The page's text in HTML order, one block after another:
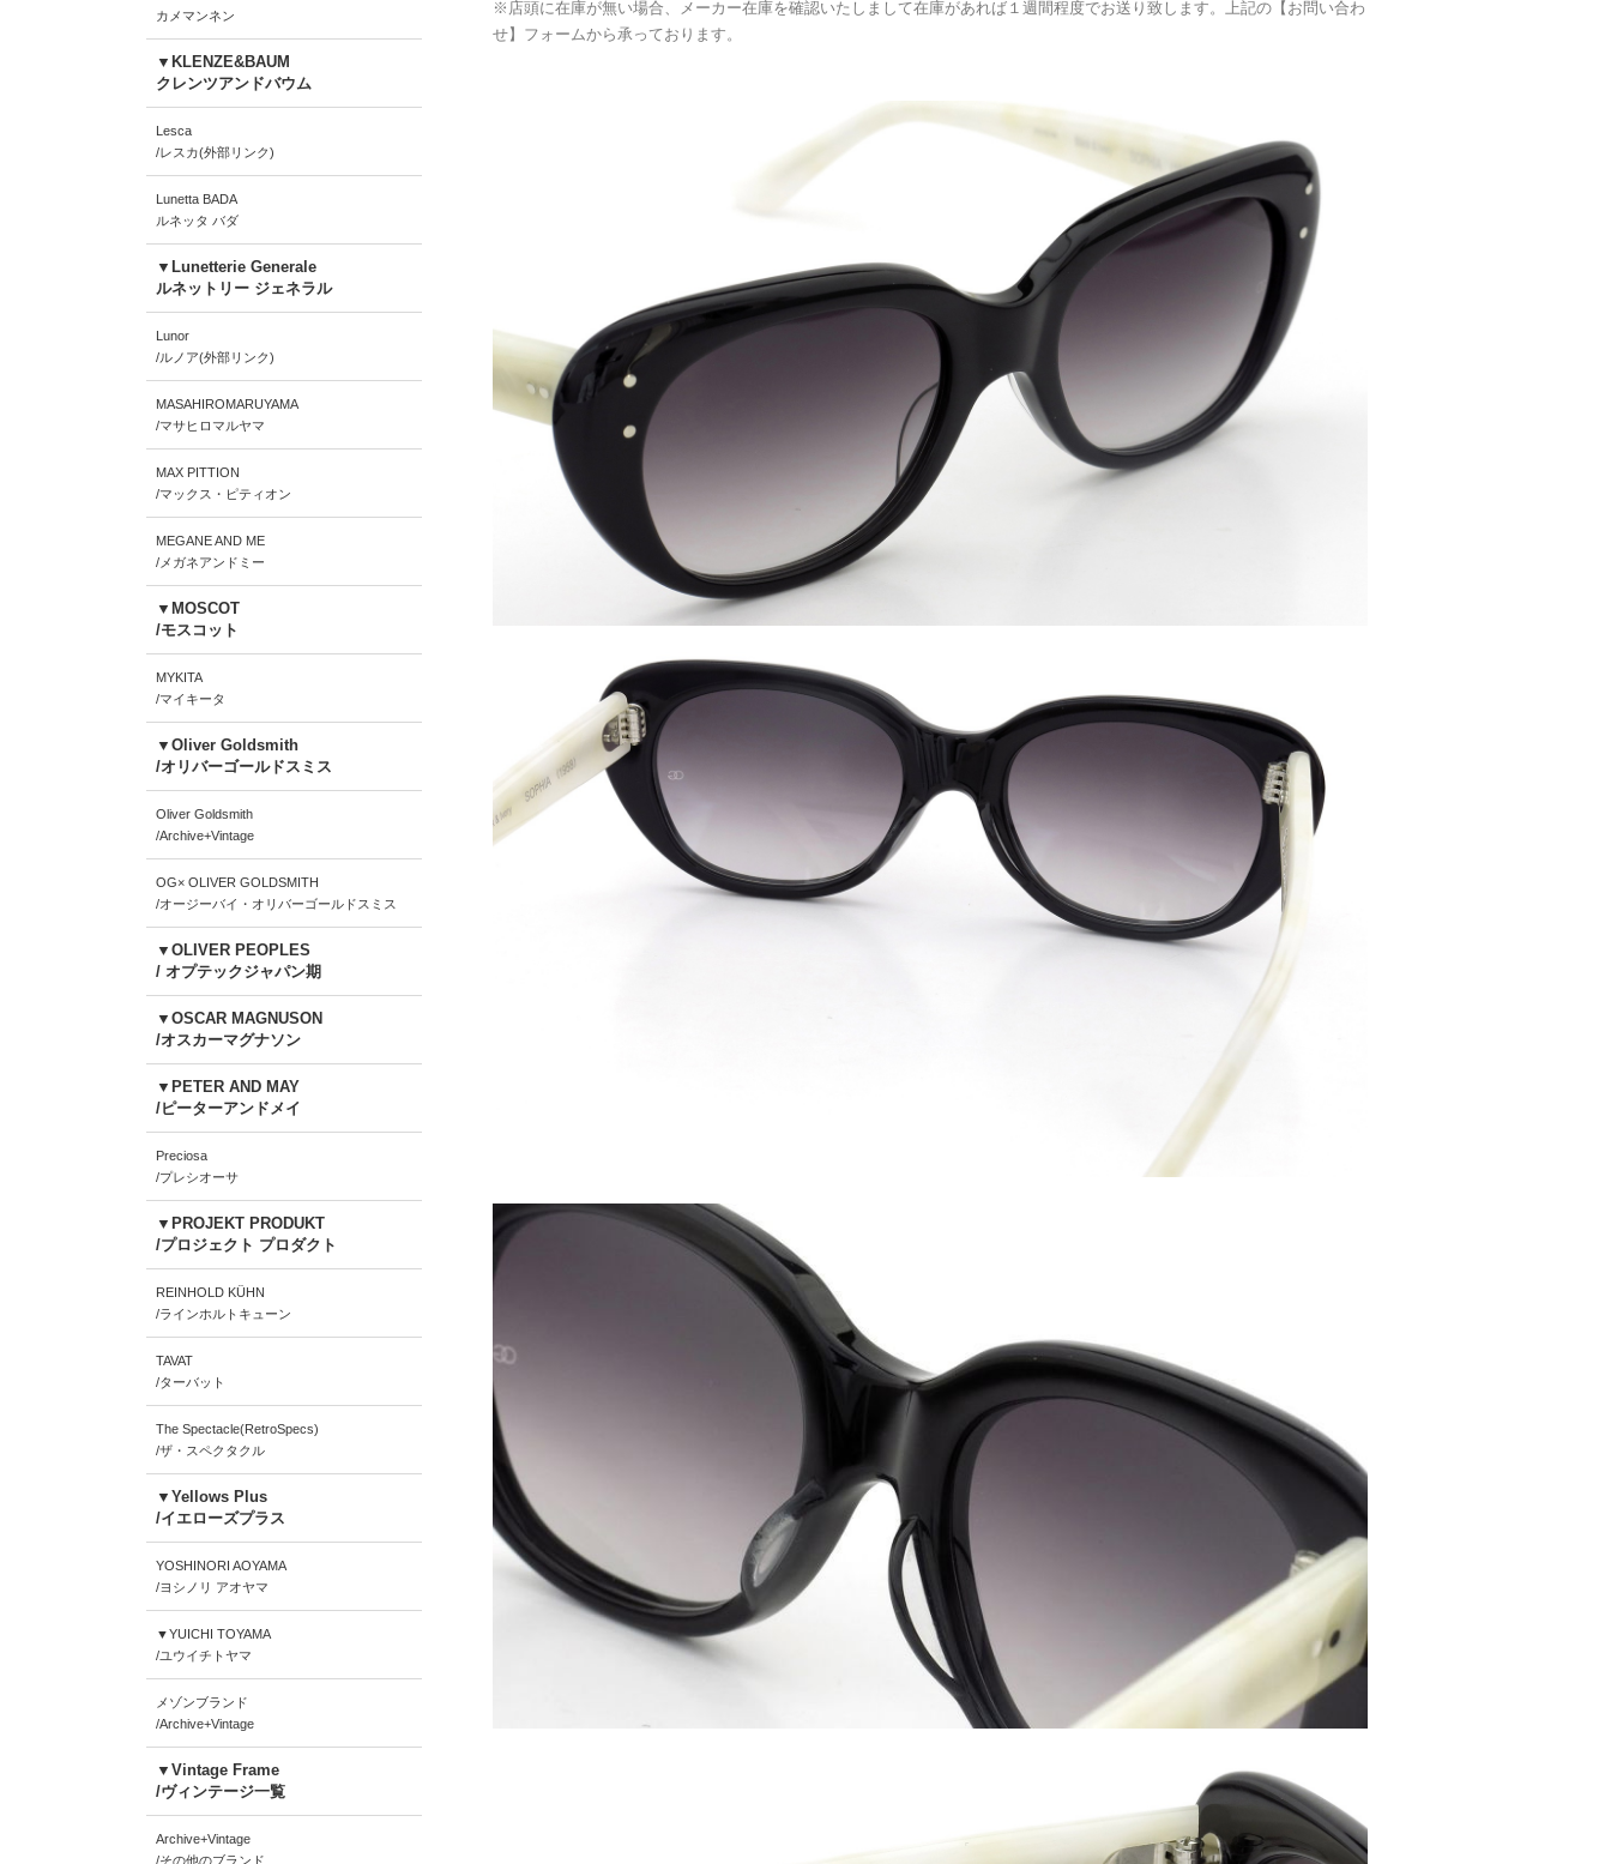
※店頭に在庫が無い場合、メーカー在庫を確認いたしまして在庫があれば１週間程度でお送り致します。上記の【お問い合わ
せ】フォームから承っております。
カメマンネン
▼KLENZE&BAUM
クレンツアンドバウム
Lesca
/レスカ(外部リンク)
Lunetta BADA
ルネッタ バダ
▼Lunetterie Generale
ルネットリー ジェネラル
Lunor
/ルノア(外部リンク)
MASAHIROMARUYAMA
/マサヒロマルヤマ
MAX PITTION
/マックス・ピティオン
MEGANE AND ME
/メガネアンドミー
▼MOSCOT
/モスコット
MYKITA
/マイキータ
▼Oliver Goldsmith
/オリバーゴールドスミス
Oliver Goldsmith
/Archive+Vintage
OG× OLIVER GOLDSMITH
/オージーバイ・オリバーゴールドスミス
▼OLIVER PEOPLES
/ オプテックジャパン期
▼OSCAR MAGNUSON
/オスカーマグナソン
▼PETER AND MAY
/ピーターアンドメイ
Preciosa
/プレシオーサ
▼PROJEKT PRODUKT
/プロジェクト プロダクト
REINHOLD KÜHN
/ラインホルトキューン
TAVAT
/ターバット
The Spectacle(RetroSpecs)
/ザ・スペクタクル
▼Yellows Plus
/イエローズプラス
YOSHINORI AOYAMA
/ヨシノリ アオヤマ
▼YUICHI TOYAMA
/ユウイチトヤマ
メゾンブランド
/Archive+Vintage
▼Vintage Frame
/ヴィンテージ一覧
Archive+Vintage
/その他のブランド